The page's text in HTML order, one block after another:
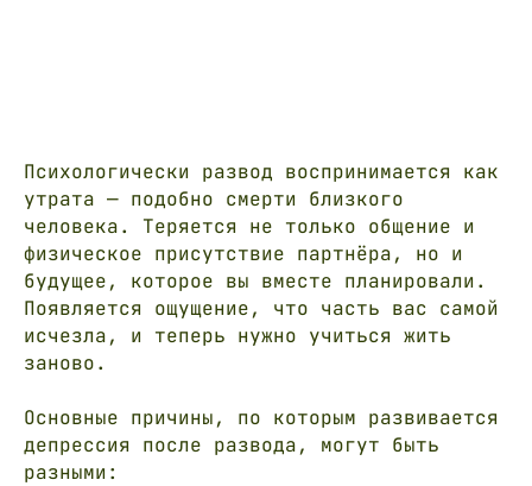
Психологически развод воспринимается как
утрата — подобно смерти близкого
человека. Теряется не только общение и
физическое присутствие партнёра, но и
будущее, которое вы вместе планировали.
Появляется ощущение, что часть вас самой
исчезла, и теперь нужно учиться жить
заново.
Основные причины, по которым развивается
депрессия после развода, могут быть
разными: